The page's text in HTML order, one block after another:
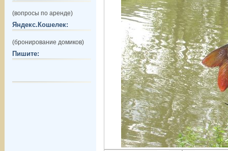
(вопросы по аренде)
Яндекс.Кошелек:
(бронирование домиков)
Пишите: